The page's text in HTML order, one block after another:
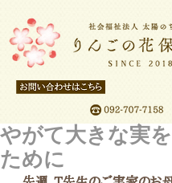
やがて大きな実
ために